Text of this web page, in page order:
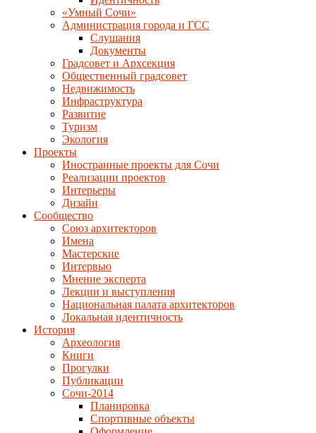
«Умный Сочи»
Администрация города и ГСС
Слушания
Документы
Градсовет и Архсекция
Общественный градсовет
Недвижимость
Инфраструктура
Развитие
Туризм
Экология
Проекты
Иностранные проекты для Сочи
Реализации проектов
Интерьеры
Дизайн
Сообщество
Союз архитекторов
Имена
Мастерские
Интервью
Мнение эксперта
Лекции и выступления
Национальная палата архитекторов
Локальная идентичность
История
Археология
Книги
Прогулки
Публикации
Сочи-2014
Планировка
Спортивные объекты